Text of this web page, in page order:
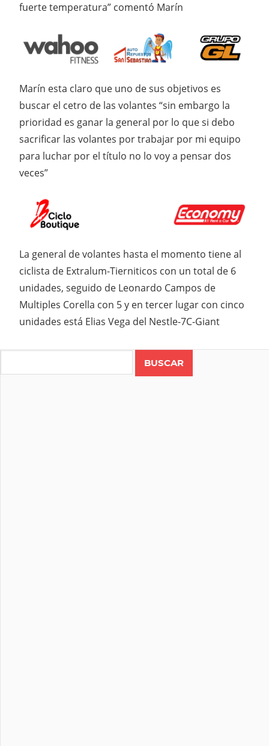
fuerte temperatura” comentó Marín
Marín esta claro que uno de sus objetivos es
buscar el cetro de las volantes “sin embargo la
prioridad es ganar la general por lo que si debo
sacrificar las volantes por trabajar por mi equipo
para luchar por el título no lo voy a pensar dos
veces”
La general de volantes hasta el momento tiene al
ciclista de Extralum-Tierniticos con un total de 6
unidades, seguido de Leonardo Campos de
Multiples Corella con 5 y en tercer lugar con cinco
unidades está Elias Vega del Nestle-7C-Giant